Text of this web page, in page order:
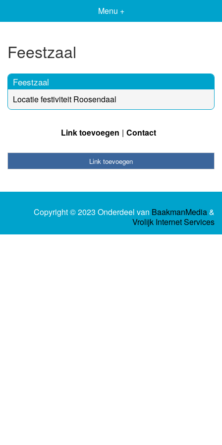
Menu +
Feestzaal
Feestzaal
Locatie festiviteit Roosendaal
Link toevoegen Contact
Link toevoegen
Copyright © 2023 Onderdeel van BaakmanMedia&
Vrolijk Internet Services